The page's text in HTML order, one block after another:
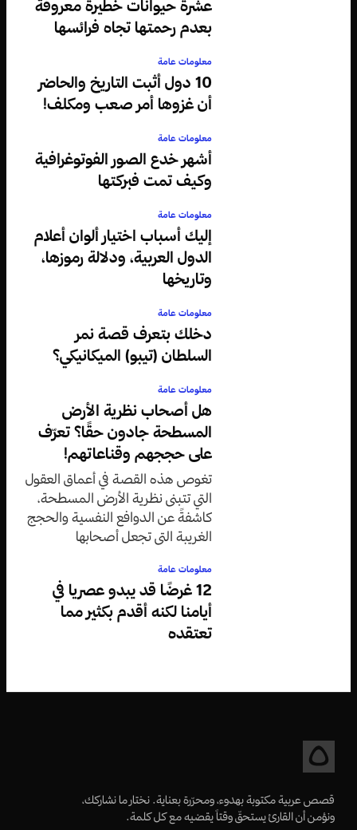
عشرة حيوانات خطيرة معروفة
بعدم رحمتها تجاه فرائسها
معلومات عامة
10 دول أثبت التاريخ والحاضر
أن غزوها أمر صعب ومكلف!
معلومات عامة
أشهر خدع الصور الفوتوغرافية
وكيف تمت فبركتها
معلومات عامة
إليك أسباب اختيار ألوان أعلام
الدول العربية، ودلالة رموزها،
وتاريخها
معلومات عامة
دخلك بتعرف قصة نمر
السلطان (تيبو) الميكانيكي؟
معلومات عامة
هل أصحاب نظرية الأرض
المسطحة جادون حقًا؟ تعرّف
على حججهم وقناعاتهم!
تغوص هذه القصة في أعماق العقول
التي تتبنى نظرية الأرض المسطحة،
كاشفةً عن الدوافع النفسية والحجج
الغريبة التي تجعل أصحابها
العلمية الدامغة.
معلومات عامة
12 غرضًا قد يبدو عصريا في
أيامنا لكنه أقدم بكثير مما
تعتقده
قصص عربية مكتوبة بهدوء، ومحرّرة بعناية. نختار ما نشاركك،
ونؤمن أن القارئ يستحقّ وقتاً يقضيه مع كل كلمة.